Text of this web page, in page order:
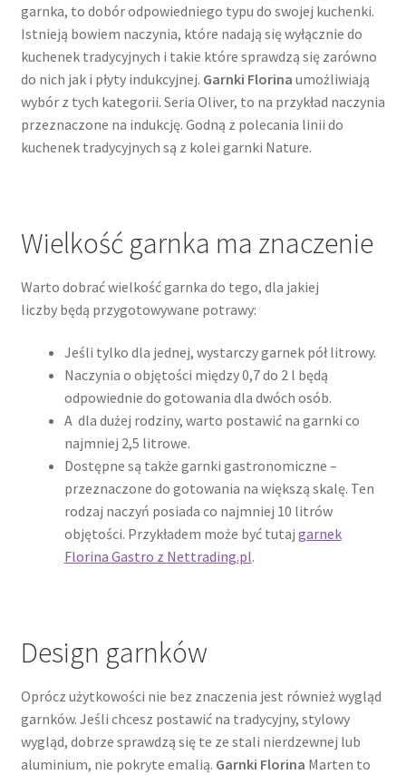
garnka, to dobór odpowiedniego typu do swojej kuchenki.
Istnieją bowiem naczynia, które nadają się wyłącznie do
kuchenek tradycyjnych i takie które sprawdzą się zarówno
do nich jak i płyty indukcyjnej. Garnki Florina umożliwiają
wybór z tych kategorii. Seria Oliver, to na przykład naczynia
przeznaczone na indukcję. Godną z polecania linii do
kuchenek tradycyjnych są z kolei garnki Nature.
Wielkość garnka ma znaczenie
Warto dobrać wielkość garnka do tego, dla jakiej
liczby będą przygotowywane potrawy:
Jeśli tylko dla jednej, wystarczy garnek pół litrowy.
Naczynia o objętości między 0,7 do 2 l będą
odpowiednie do gotowania dla dwóch osób.
A dla dużej rodziny, warto postawić na garnki co
najmniej 2,5 litrowe.
Dostępne są także garnki gastronomiczne –
przeznaczone do gotowania na większą skalę. Ten
rodzaj naczyń posiada co najmniej 10 litrów
objętości. Przykładem może być tutaj garnek
Florina Gastro z Nettrading.pl.
Design garnków
Oprócz użytkowości nie bez znaczenia jest również wygląd
garnków. Jeśli chcesz postawić na tradycyjny, stylowy
wygląd, dobrze sprawdzą się te ze stali nierdzewnej lub
aluminium, nie pokryte emalią. Garnki Florina Marten to